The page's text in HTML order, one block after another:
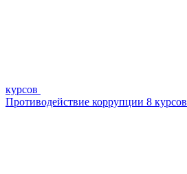
курсов
Противодействие коррупции 8 курсов